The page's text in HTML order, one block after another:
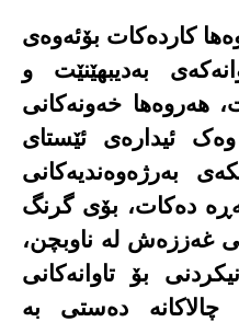
کاردەکات بۆئەوەی
بەدیبهێنێت و
هەروەها خەونەکانی
وەک ئیدارەی ئێستای
بەرژەوەندیەکانی
دەکات، بۆی گرنگ
غەززەش لە ناوبچن،
بۆ تاوانەکانی
چالاکانە دەستی بە